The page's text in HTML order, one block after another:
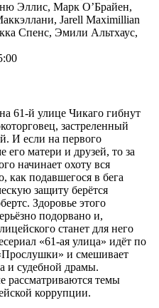
Эллис, Марк О’Брайен,
Jarell Maximillian
Спенс, Эмили Альтхаус,
61-й улице Чикаго гибнут
застреленный
И если на первого
его матери и друзей, то за
начинает охоту вся
как подавшегося в бега
защиту берётся
Здоровье этого
подорвано и,
станет для него
«61-ая улица» идёт по
и смешивает
и судебной драмы.
рассматриваются темы
коррупции.